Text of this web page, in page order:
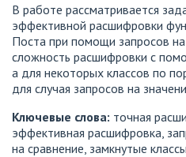
В работе рассматривается
эффективной расшифровки
Поста при помощи запросов
сложность расшифровки с
а для некоторых классов по
для случая запросов на
Ключевые слова: точная
эффективная расшифровка,
на сравнение, замкнутые